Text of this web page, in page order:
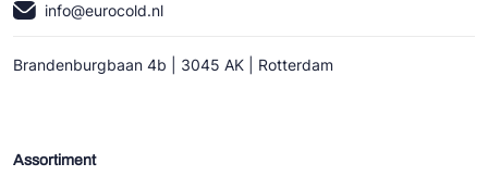
info@eurocold.nl
Brandenburgbaan 4b | 3045 AK | Rotterdam
Assortiment